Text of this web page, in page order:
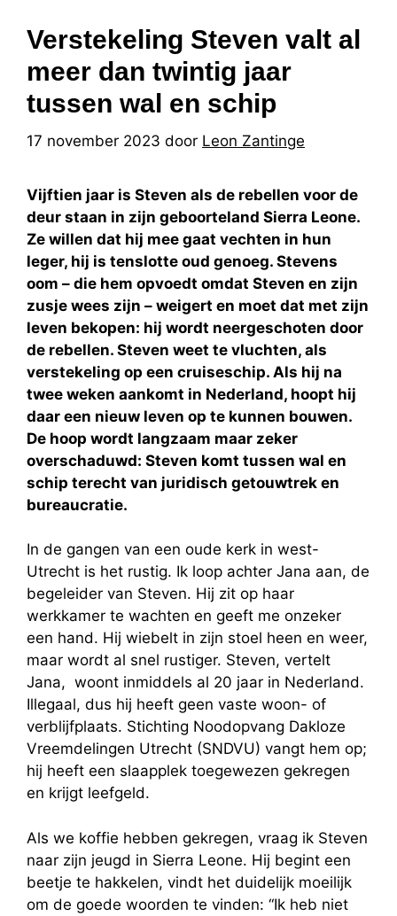
Verstekeling Steven valt al
meer dan twintig jaar
tussen wal en schip
17 november 2023 door Leon Zantinge
Vijftien jaar is Steven als de rebellen voor de
deur staan in zijn geboorteland Sierra Leone.
Ze willen dat hij mee gaat vechten in hun
leger, hij is tenslotte oud genoeg. Stevens
oom – die hem opvoedt omdat Steven en zijn
zusje wees zijn – weigert en moet dat met zijn
leven bekopen: hij wordt neergeschoten door
de rebellen. Steven weet te vluchten, als
verstekeling op een cruiseschip. Als hij na
twee weken aankomt in Nederland, hoopt hij
daar een nieuw leven op te kunnen bouwen.
De hoop wordt langzaam maar zeker
overschaduwd: Steven komt tussen wal en
schip terecht van juridisch getouwtrek en
bureaucratie.
In de gangen van een oude kerk in west-
Utrecht is het rustig. Ik loop achter Jana aan, de
begeleider van Steven. Hij zit op haar
werkkamer te wachten en geeft me onzeker
een hand. Hij wiebelt in zijn stoel heen en weer,
maar wordt al snel rustiger. Steven, vertelt
Jana, woont inmiddels al 20 jaar in Nederland.
Illegaal, dus hij heeft geen vaste woon- of
verblijfplaats. Stichting Noodopvang Dakloze
Vreemdelingen Utrecht (SNDVU) vangt hem op;
hij heeft een slaapplek toegewezen gekregen
en krijgt leefgeld.
Als we koffie hebben gekregen, vraag ik Steven
naar zijn jeugd in Sierra Leone. Hij begint een
beetje te hakkelen, vindt het duidelijk moeilijk
om de goede woorden te vinden: “Ik heb niet